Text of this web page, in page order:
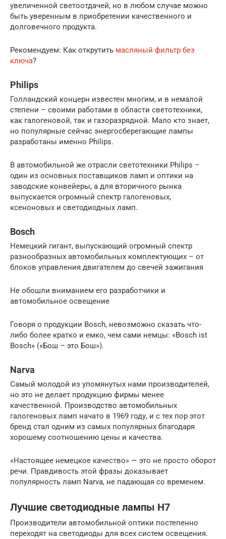
увеличенной светоотдачей, но в любом случае можно
быть уверенным в приобретении качественного и
долговечного продукта.
Рекомендуем: Как открутить масляный фильтр без
ключа?
Philips
Голландский концерн известен многим, и в немалой
степени – своими работами в области светотехники,
как галогеновой, так и газоразрядной. Мало кто знает,
но популярные сейчас энергосберегающие лампы
разработаны именно Philips.
В автомобильной же отрасли светотехники Philips –
один из основных поставщиков ламп и оптики на
заводские конвейеры, а для вторичного рынка
выпускается огромный спектр галогеновых,
ксеноновых и светодиодных ламп.
Bosch
Немецкий гигант, выпускающий огромный спектр
разнообразных автомобильных комплектующих – от
блоков управления двигателем до свечей зажигания
Не обошли вниманием его разработчики и
автомобильное освещение
Говоря о продукции Bosch, невозможно сказать что-
либо более кратко и емко, чем сами немцы: «Bosch ist
Bosch» («Бош – это Бош»).
Narva
Самый молодой из упомянутых нами производителей,
но это не делает продукцию фирмы менее
качественной. Производство автомобильных
галогеновых ламп начато в 1969 году, и с тех пор этот
бренд стал одним из самых популярных благодаря
хорошему соотношению цены и качества.
«Настоящее немецкое качество» — это не просто оборот
речи. Правдивость этой фразы доказывает
популярность ламп Narva, не падающая со временем.
Лучшие светодиодные лампы H7
Производители автомобильной оптики постепенно
переходят на светодиоды для всех систем освещения.